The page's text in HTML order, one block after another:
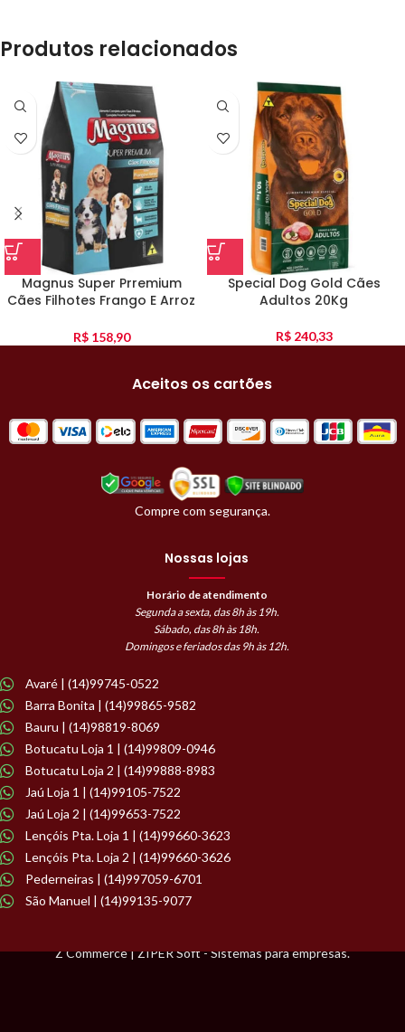
Produtos relacionados
Magnus Super Prremium
Cães Filhotes Frango E Arroz
R$158,90
Special Dog Gold Cães
Adultos 20Kg
R$240,33
Aceitos os cartões
Compre com segurança.
Nossas lojas
Horário de atendimento
Segunda a sexta, das 8h às 19h.
Sábado, das 8h às 18h.
Domingos e feriados das 9h às 12h.
Avaré | (14)99745-0522
Barra Bonita | (14)99865-9582
Bauru | (14)98819-8069
Botucatu Loja 1 | (14)99809-0946
Botucatu Loja 2 | (14)99888-8983
Jaú Loja 1 | (14)99105-7522
Jaú Loja 2 | (14)99653-7522
Lençóis Pta. Loja 1 | (14)99660-3623
Lençóis Pta. Loja 2 | (14)99660-3626
Pederneiras | (14)997059-6701
São Manuel | (14)99135-9077
Z Commerce | ZIPER Soft - Sistemas para empresas.